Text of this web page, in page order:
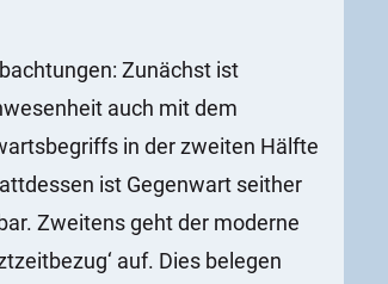
Zunächst ist
auch mit dem
in der zweiten Hälfte
ist Gegenwart seither
Zweitens geht der moderne
auf. Dies belegen